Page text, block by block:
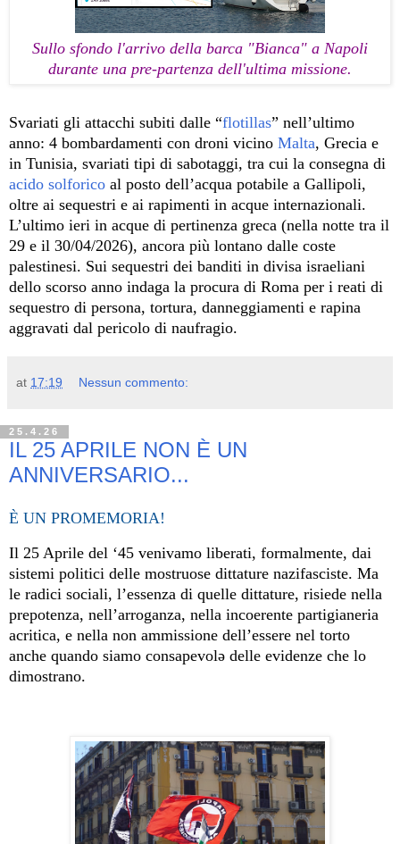
Sullo sfondo l'arrivo della barca "Bianca" a Napoli
durante una pre-partenza dell'ultima missione.
Svariati gli attacchi subiti dalle “flotillas” nell’ultimo
anno: 4 bombardamenti con droni vicino Malta, Grecia e
in Tunisia, svariati tipi di sabotaggi, tra cui la consegna di
acido solforico al posto dell’acqua potabile a Gallipoli,
oltre ai sequestri e ai rapimenti in acque internazionali.
L’ultimo ieri in acque di pertinenza greca (nella notte tra il
29 e il 30/04/2026), ancora più lontano dalle coste
palestinesi. Sui sequestri dei banditi in divisa israeliani
dello scorso anno indaga la procura di Roma per i reati di
sequestro di persona, tortura, danneggiamenti e rapina
aggravati dal pericolo di naufragio.
at 17:19 Nessun commento:
25.4.26
IL 25 APRILE NON È UN
ANNIVERSARIO...
È UN PROMEMORIA!
Il 25 Aprile del ‘45 venivamo liberati, formalmente, dai
sistemi politici delle mostruose dittature nazifasciste. Ma
le radici sociali, l’essenza di quelle dittature, risiede nella
prepotenza, nell’arroganza, nella incoerente partigianeria
acritica, e nella non ammissione dell’essere nel torto
anche quando siamo consapevolə delle evidenze che lo
dimostrano.